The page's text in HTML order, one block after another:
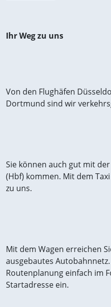
Ihr Weg zu uns
Von den Flughäfen
Dortmund sind wir
Sie können auch gut mit
(Hbf) kommen. Mit dem
zu uns.
Mit dem Wagen erreichen
ausgebautes
Routenplanung einfach im
Startadresse ein.